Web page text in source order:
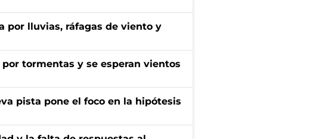
por lluvias, ráfagas de viento y
tormentas y se esperan vientos
pista pone el foco en la hipótesis